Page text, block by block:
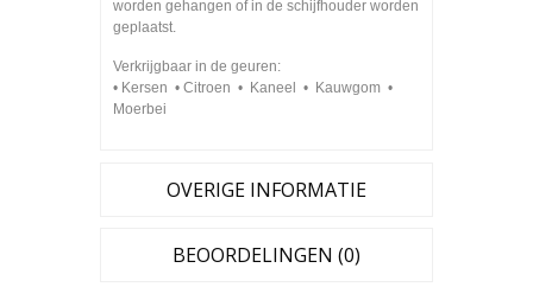
worden gehangen of in de schijfhouder worden
geplaatst
Verkrijgbaar in de geuren:
• Kersen • Citroen • Kaneel • Kauwgom •
Moerbei
OVERIGE INFORMATIE
BEOORDELINGEN (0)